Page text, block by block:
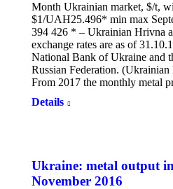
Month Ukrainian market, $/t,
$1/UAH25.496* min max
394 426 * – Ukrainian Hrivna
exchange rates are as of
National Bank of Ukraine and
Russian Federation.
From 2017 the monthly metal
Details
Ukraine: metal output
November 2016